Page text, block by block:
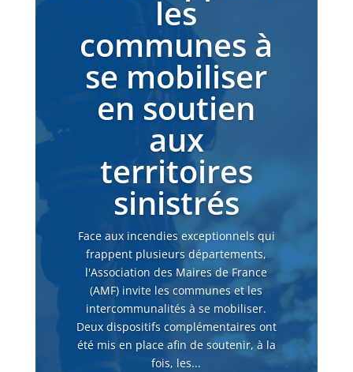
les
communes à
se mobiliser
en soutien
aux
territoires
sinistrés
Face aux incendies exceptionnels qui
frappent plusieurs départements,
l'Association des Maires de France
(AMF) invite les communes et les
intercommunalités à se mobiliser.
Deux dispositifs complémentaires ont
été mis en place afin de soutenir, à la
fois, les...